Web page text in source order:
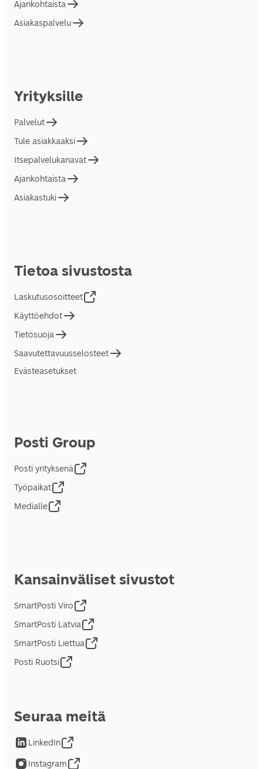
Ajankohtaista
Asiakaspalvelu
Yrityksille
Palvelut
Tule asiakkaaksi
Itsepalvelukanavat
Ajankohtaista
Asiakastuki
Tietoa sivustosta
Laskutusosoitteet
Käyttöehdot
Tietosuoja
Saavutettavuusselosteet
Evästeasetukset
Posti Group
Posti yrityksenä
Työpaikat
Medialle
Kansainväliset sivustot
SmartPosti Viro
SmartPosti Latvia
SmartPosti Liettua
Posti Ruotsi
Seuraa meitä
LinkedIn
Instagram